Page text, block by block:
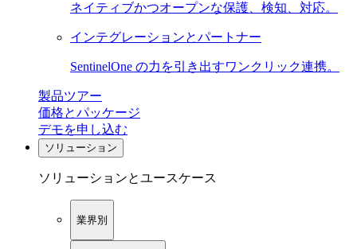
ネイティブかつオープンな保護、検知、対応。
インテグレーションとパートナー
SentinelOne の力を引き出すワンクリック連携。
製品ツアー
価格とパッケージ
デモを申し込む
ソリューション
ソリューションとユースケース
業界別